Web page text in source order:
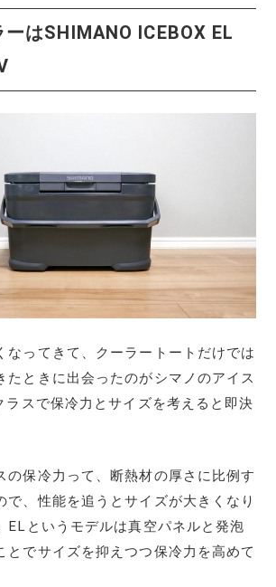
はSHIMANO ICEBOX EL
なってきて、クーラートートだけでは
たときに出会ったのがシマノのアイス
スで保冷力とサイズを考えると即決
の保冷力って、断熱材の厚さに比例す
で、性能を追うとサイズが大きくなり
ELというモデルは真空パネルと発泡
とでサイズを抑えつつ保冷力を高めて